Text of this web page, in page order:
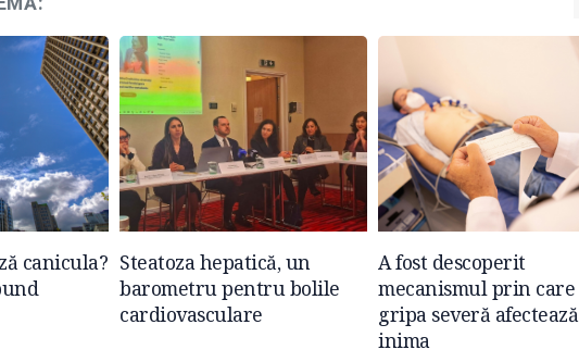
canicula? Steatoza hepatică, un
barometru pentru bolile
cardiovasculare
A fost descoperit
mecanismul prin care
gripa severă afectează
inima